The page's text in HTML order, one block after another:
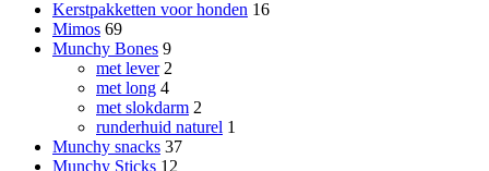
Kerstpakketten voor honden 16
Mimos 69
Munchy Bones 9
met lever 2
met long 4
met slokdarm 2
runderhuid naturel 1
Munchy snacks 37
Munchy Sticks 12